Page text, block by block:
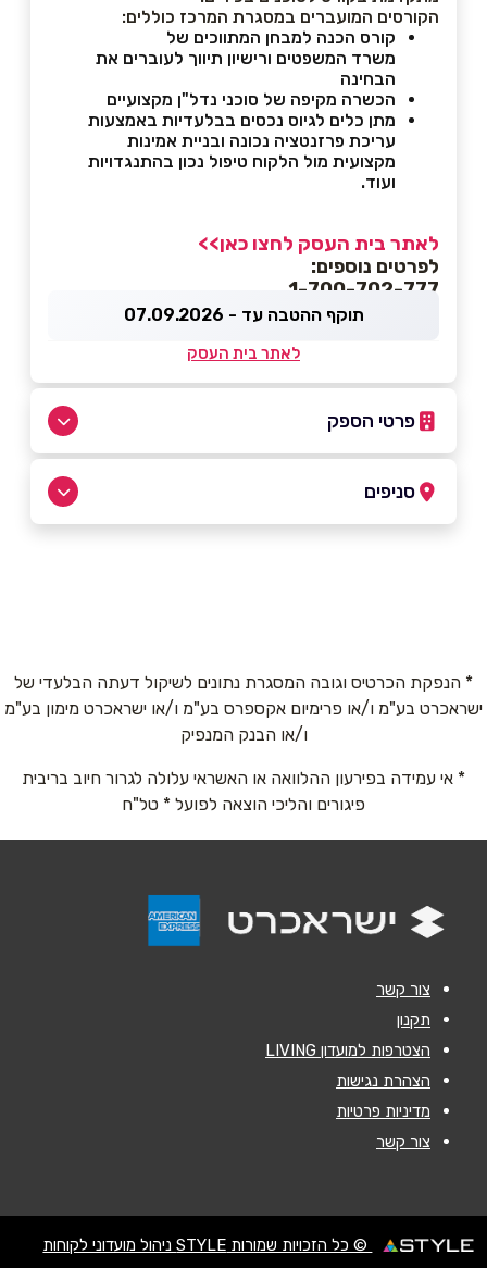
הקורסים המועברים במסגרת המרכז כוללים:
קורס הכנה למבחן המתווכים של
משרד המשפטים ורישיון תיווך לעוברים את
הבחינה
הכשרה מקיפה של סוכני נדל"ן מקצועיים
מתן כלים לגיוס נכסים בבלעדיות באמצעות
עריכת פרזנטציה נכונה ובניית אמינות
מקצועית מול הלקוח טיפול נכון בהתנגדויות
ועוד.
לאתר בית העסק לחצו כאן>>
לפרטים נוספים:
1-700-702-777
תוקף ההטבה עד - 07.09.2026
לאתר בית העסק
פרטי הספק
באתר
טלפון*
אימייל*
סניפים
* הנפקת הכרטיס וגובה המסגרת נתונים לשיקול דעתה הבלעדי של
ישראכרט בע"מ ו/או פרימיום אקספרס בע"מ ו/או ישראכרט מימון בע"מ
ו/או הבנק המנפיק
* אי עמידה בפירעון ההלוואה או האשראי עלולה לגרור חיוב בריבית
פיגורים והליכי הוצאה לפועל * טל"ח
צור קשר
תקנון
הצטרפות למועדון LIVING
הצהרת נגישות
מדיניות פרטיות
צור קשר
© כל הזכויות שמורות STYLE ניהול מועדוני לקוחות